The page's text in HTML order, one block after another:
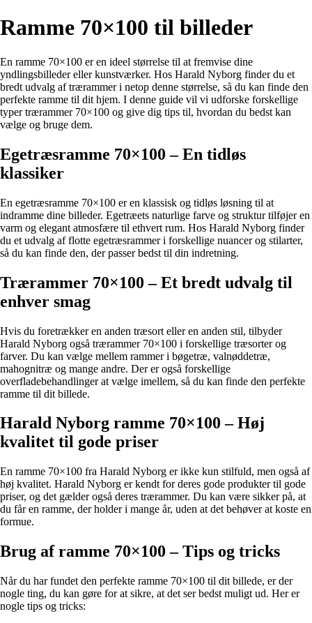
Ramme 70×100 til billeder
En ramme 70×100 er en ideel størrelse til at fremvise dine
yndlingsbilleder eller kunstværker. Hos Harald Nyborg finder du et
bredt udvalg af trærammer i netop denne størrelse, så du kan finde den
perfekte ramme til dit hjem. I denne guide vil vi udforske forskellige
typer trærammer 70×100 og give dig tips til, hvordan du bedst kan
vælge og bruge dem.
Egetræsramme 70×100 – En tidløs
klassiker
En egetræsramme 70×100 er en klassisk og tidløs løsning til at
indramme dine billeder. Egetræets naturlige farve og struktur tilføjer en
varm og elegant atmosfære til ethvert rum. Hos Harald Nyborg finder
du et udvalg af flotte egetræsrammer i forskellige nuancer og stilarter,
så du kan finde den, der passer bedst til din indretning.
Trærammer 70×100 – Et bredt udvalg til
enhver smag
Hvis du foretrækker en anden træsort eller en anden stil, tilbyder
Harald Nyborg også trærammer 70×100 i forskellige træsorter og
farver. Du kan vælge mellem rammer i bøgetræ, valnøddetræ,
mahognitræ og mange andre. Der er også forskellige
overfladebehandlinger at vælge imellem, så du kan finde den perfekte
ramme til dit billede.
Harald Nyborg ramme 70×100 – Høj
kvalitet til gode priser
En ramme 70×100 fra Harald Nyborg er ikke kun stilfuld, men også af
høj kvalitet. Harald Nyborg er kendt for deres gode produkter til gode
priser, og det gælder også deres trærammer. Du kan være sikker på, at
du får en ramme, der holder i mange år, uden at det behøver at koste en
formue.
Brug af ramme 70×100 – Tips og tricks
Når du har fundet den perfekte ramme 70×100 til dit billede, er der
nogle ting, du kan gøre for at sikre, at det ser bedst muligt ud. Her er
nogle tips og tricks: